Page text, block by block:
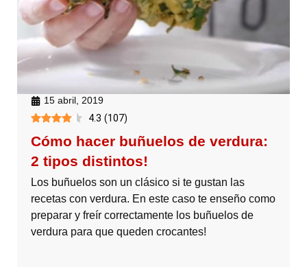
15 abril, 2019
4.3 (107)
Cómo hacer buñuelos de verdura:
2 tipos distintos!
Los buñuelos son un clásico si te gustan las
recetas con verdura. En este caso te enseño como
preparar y freír correctamente los buñuelos de
verdura para que queden crocantes!